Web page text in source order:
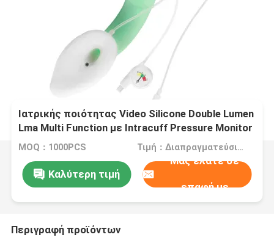
Ιατρικής ποιότητας Video Silicone Double Lumen
Lma Multi Function με Intracuff Pressure Monitor
MOQ：1000PCS Τιμή：Διαπραγματεύσιμα
Καλύτερη τιμή
Μας ελάτε σε
επαφή με
Περιγραφή προϊόντων